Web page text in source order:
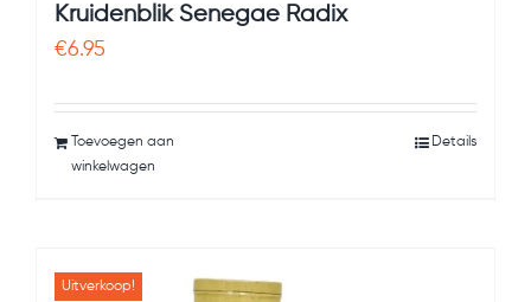
Kruidenblik Senegae Radix
€6.95
Toevoegen aan
winkelwagen
Details
Uitverkoop!